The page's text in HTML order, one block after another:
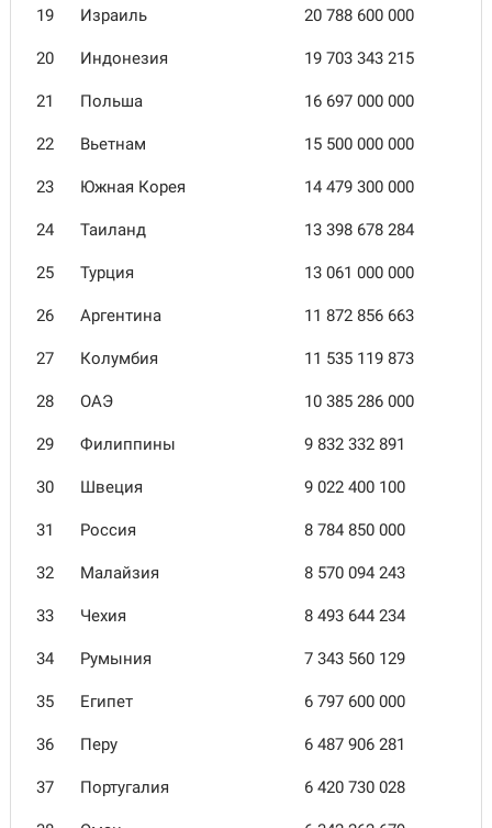
19 Израиль 20 788 600 000
20 Индонезия 19 703 343 215
21 Польша 16 697 000 000
22 Вьетнам 15 500 000 000
23 Южная Корея 14 479 300 000
24 Таиланд 13 398 678 284
25 Турция 13 061 000 000
26 Аргентина 11 872 856 663
27 Колумбия 11 535 119 873
28 ОАЭ 10 385 286 000
29 Филиппины 9 832 332 891
30 Швеция 9 022 400 100
31 Россия 8 784 850 000
32 Малайзия 8 570 094 243
33 Чехия 8 493 644 234
34 Румыния 7 343 560 129
35 Египет 6 797 600 000
36 Перу 6 487 906 281
37 Португалия 6 420 730 028